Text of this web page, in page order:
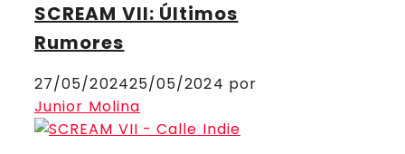
SCREAM VII: Últimos
Rumores
27/05/202425/05/2024 por
Junior Molina